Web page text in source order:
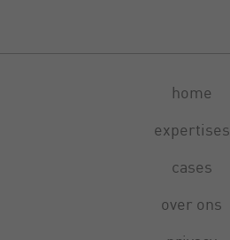
home
expertises
cases
over ons